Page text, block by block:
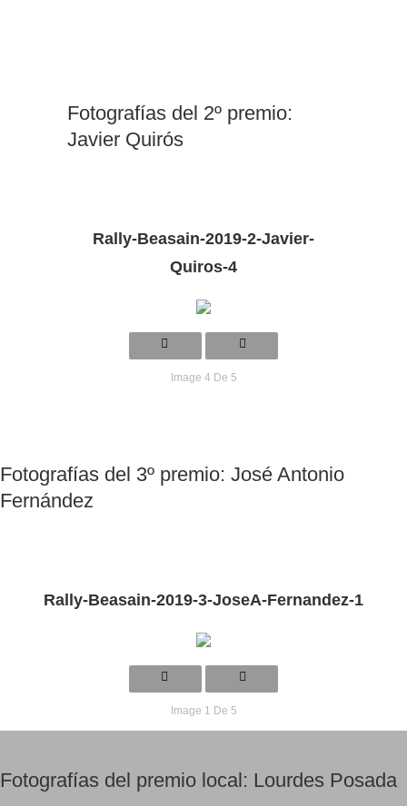
Fotografías del 2º premio:
Javier Quirós
Rally-Beasain-2019-2-Javier-
Quiros-4
Image 4 De 5
Fotografías del 3º premio: José Antonio
Fernández
Rally-Beasain-2019-3-JoseA-Fernandez-1
Image 1 De 5
Fotografías del premio local: Lourdes Posada